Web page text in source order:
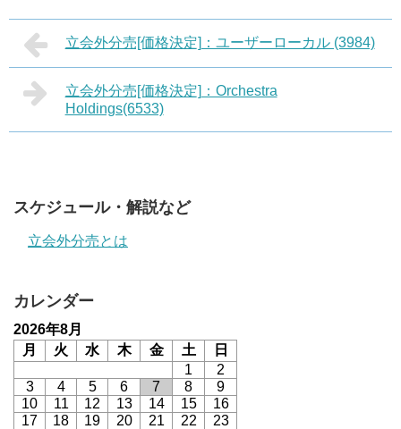
立会外分売[価格決定]：ユーザーローカル (3984)
立会外分売[価格決定]：Orchestra
Holdings(6533)
スケジュール・解説など
立会外分売とは
カレンダー
2026年8月
月
火 水 木 金 土 日
1
2
3
4 5 6 7 8
9
10
11 12 13 14 15
16
17
18 19 20 21 22
23